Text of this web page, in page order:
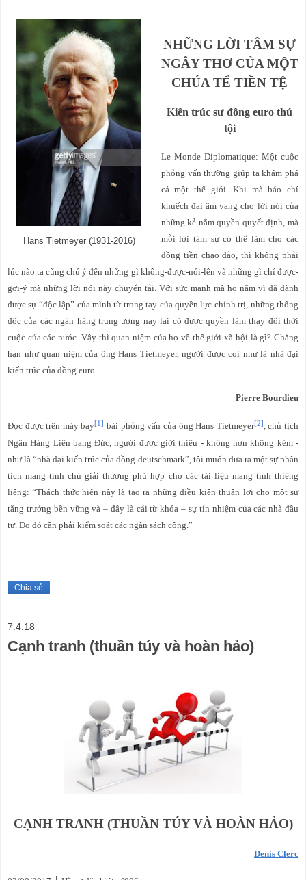
Hans Tietmeyer (1931-2016)
NHỮNG LỜI TÂM SỰ
NGÂY THƠ CỦA MỘT
CHÚA TỂ TIỀN TỆ
Kiến trúc sư đồng euro thú
tội
Le Monde Diplomatique: Một cuộc
phỏng vấn thường giúp ta khám phá
cả một thế giới. Khi mà báo chí
khuếch đại âm vang cho lời nói của
những kẻ nắm quyền quyết định, mà
mỗi lời tâm sự có thể làm cho các
đồng tiền chao đảo, thì không phải
lúc nào ta cũng chú ý đến những gì không-được-nói-lên và những gì chỉ được-
gợi-ý mà những lời nói này chuyển tải. Với sức mạnh mà họ nắm vì đã dành
được sự “độc lập” của mình từ trong tay của quyền lực chính trị, những thống
đốc của các ngân hàng trung ương nay lại có được quyền làm thay đổi thời
cuộc của các nước. Vậy thì quan niệm của họ về thế giới xã hội là gì? Chẳng
hạn như quan niệm của ông Hans Tietmeyer, người được coi như là nhà đại
kiến trúc của đồng euro.
Pierre Bourdieu
Đọc được trên máy bay[1] bài phỏng vấn của ông Hans Tietmeyer[2], chủ tịch
Ngân Hàng Liên bang Đức, người được giới thiệu - không hơn không kém -
như là “nhà đại kiến trúc của đồng deutschmark”, tôi muốn đưa ra một sự phân
tích mang tính chú giải thường phù hợp cho các tài liệu mang tính thiêng
liêng: “Thách thức hiện này là tạo ra những điều kiện thuận lợi cho một sự
tăng trưởng bền vững và – đây là cái từ khóa – sự tín nhiệm của các nhà đầu
tư. Do đó cần phải kiểm soát các ngân sách công.”
Chia sẻ
7.4.18
Cạnh tranh (thuần túy và hoàn hảo)
CẠNH TRANH (THUẦN TÚY VÀ HOÀN HẢO)
Denis Clerc